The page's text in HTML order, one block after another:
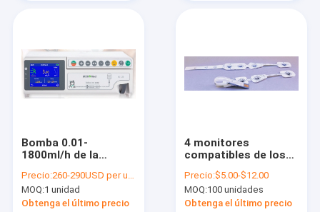
ventilador Purple Horn
Ventilador de atención domiciliaria
Sistemas colgantes de UCI
Bombas de infusión médica
Bomba 0.01-
1800ml/h de la
veterinario de Purple
Horn la favorable el
flujo ISO 13485
Precio:260-290USD per unit
MOQ:1 unidad
Obtenga el último precio
4 monitores
compatibles de los
del dispositivo de la
supervisión de los
electrodos EEG
Precio:$5.00-$12.00
MOQ:100 unidades
Obtenga el último precio